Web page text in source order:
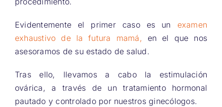
Evidentemente el primer caso es un examen
exhaustivo de la futura mamá, en el que nos
asesoramos de su estado de salud.
Tras ello, llevamos a cabo la estimulación
ovárica, a través de un tratamiento hormonal
pautado y controlado por nuestros ginecólogos.